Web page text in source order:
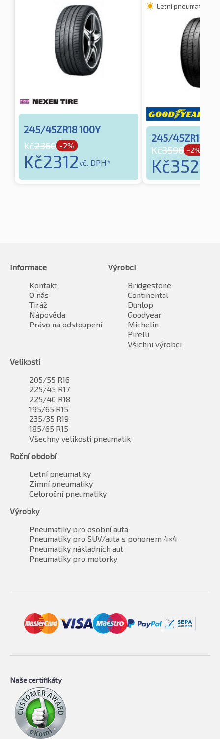
245/45ZR18 100Y
Kč2360 -2%
Kč2312vč. DPH*
Letní pneumatiky
245/45ZR18
Kč3596 -2%
Kč3525
Informace
Kontakt
O nás
Tiráž
Nápověda
Právo na odstoupení
Výrobci
Bridgestone
Continental
Dunlop
Goodyear
Michelin
Pirelli
Všichni výrobci
Velikosti
205/55 R16
225/45 R17
225/40 R18
195/65 R15
235/35 R19
185/65 R15
Všechny velikosti pneumatik
Roční období
Letní pneumatiky
Zimní pneumatiky
Celoroční pneumatiky
Výrobky
Pneumatiky pro osobní auta
Pneumatiky pro SUV/auta s pohonem 4×4
Pneumatiky nákladních aut
Pneumatiky pro motorky
Naše certifikáty